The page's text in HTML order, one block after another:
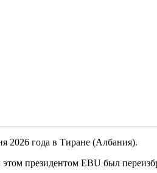
2026 года в Тиране (Албания).
президентом EBU был